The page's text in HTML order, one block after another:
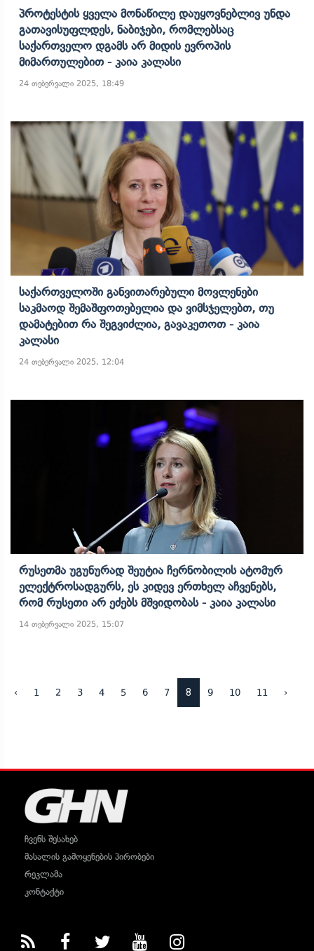
Პროტესტის Ყველა Მონაწილე Დაუყოვნებლივ Უნდა
Გათავისუფლდეს, Ნაბიჯები, Რომლებსაც
Საქართველო Დგამს Არ Მიდის Ევროპის
Მიმართულებით - Კაია Კალასი
24 თებერვალი 2025, 18:49
Საქართველოში Განვითარებული Მოვლენები
Საკმაოდ Შემაშფოთებელია Და Ვიმსჯელებთ, Თუ
Დამატებით Რა Შეგვიძლია, Გავაკეთოთ - Კაია
Კალასი
24 თებერვალი 2025, 12:04
Რუსეთმა Უგუნურად Შეუტია Ჩერნობილის Ატომურ
Ელექტროსადგურს, Ეს Კიდევ Ერთხელ Აჩვენებს,
Რომ Რუსეთი Არ Ეძებს Მშვიდობას - Კაია Კალასი
14 თებერვალი 2025, 15:07
‹ 1 2 3 4 5 6 7 8 9 10 11 ›
ჩვენს შესახებ
მასალის გამოყენების პირობები
რეკლამა
კონტაქტი